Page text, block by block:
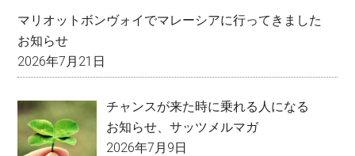
マリオットボンヴォイでマレーシアに行ってきました
お知らせ
2026年7月21日
チャンスが来た時に乗れる人になる
お知らせ、サッツメルマガ
2026年7月9日